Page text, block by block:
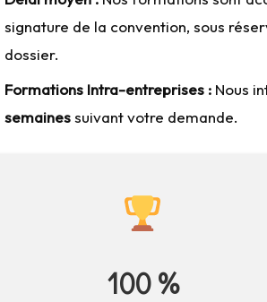
signature de la convention, sous
dossier.
Formations Intra-entreprises : Nous
semainessuivant votre demande.
100 %